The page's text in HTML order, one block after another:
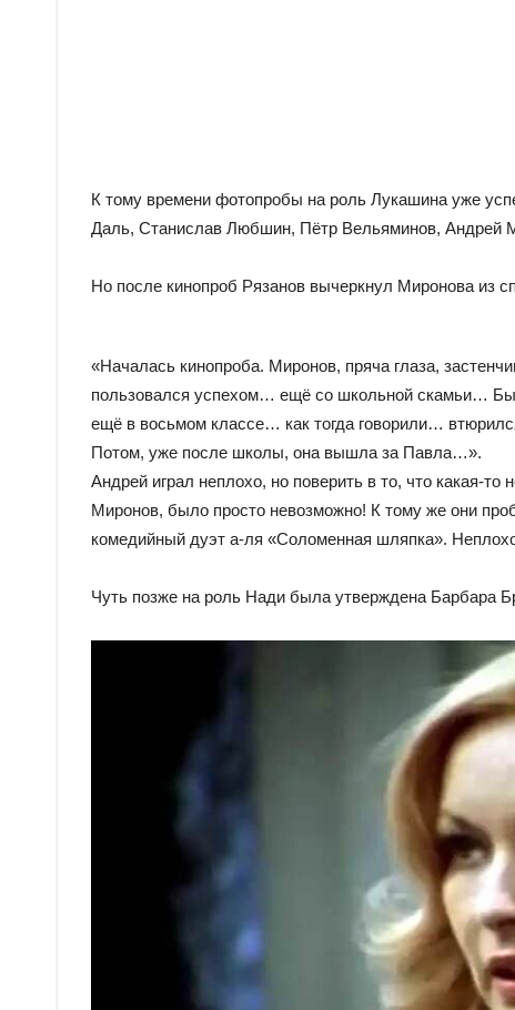
К тому времени фотопробы на роль Лукашина уже
Даль, Станислав Любшин, Пётр Вельяминов, Андрей
Но после кинопроб Рязанов вычеркнул Миронова из
«Началась кинопроба. Миронов, пряча глаза,
пользовался успехом… ещё со школьной скамьи…
ещё в восьмом классе… как тогда говорили…
Потом, уже после школы, она вышла за Павла…».
Андрей играл неплохо, но поверить в то, что какая-
Миронов, было просто невозможно! К тому же они
комедийный дуэт а-ля «Соломенная шляпка».
Чуть позже на роль Нади была утверждена Барбара